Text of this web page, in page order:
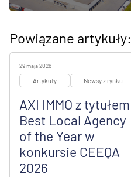
Powiązane artykuły:
29 maja 2026
Artykuły Newsy z rynku
AXI IMMO z tytułem
Best Local Agency
of the Year w
konkursie CEEQA
2026